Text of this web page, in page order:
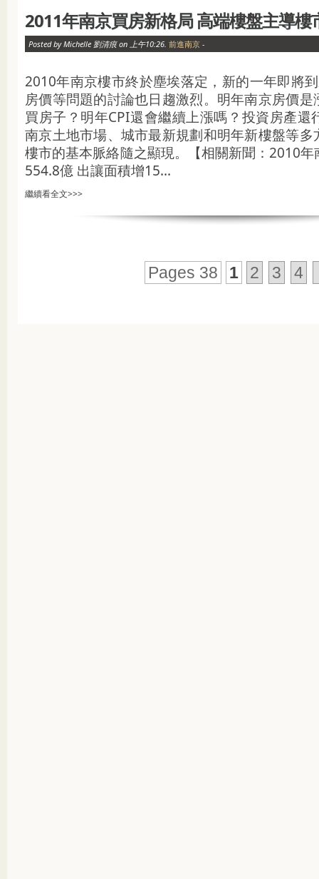
2011年南京買房新格局 高端樓盤主導樓
Posted by Michelle 劉清痕 on 上午10:26. 前進南京 -
2010年南京樓市終於塵埃落定，新的一年即將
房價等問題的討論也日趨激烈。明年南京房價
買房子？明年CPI還會繼續上漲嗎？投資房產還
南京土地市場、城市最新規劃和明年新樓盤等
樓市的基本脈絡隨之顯現。【相關新聞：2010
554.8億 出讓面積增15...
繼續看全文>>>
Pages 38 1 2 3 4